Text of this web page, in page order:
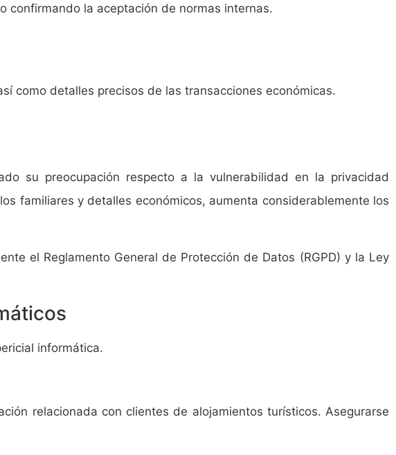
confirmando la aceptación de normas internas.
como detalles precisos de las transacciones económicas.
su preocupación respecto a la vulnerabilidad en la privacidad
familiares y detalles económicos, aumenta considerablemente los
el Reglamento General de Protección de Datos (RGPD) y la Ley
informática.
relacionada con clientes de alojamientos turísticos. Asegurarse